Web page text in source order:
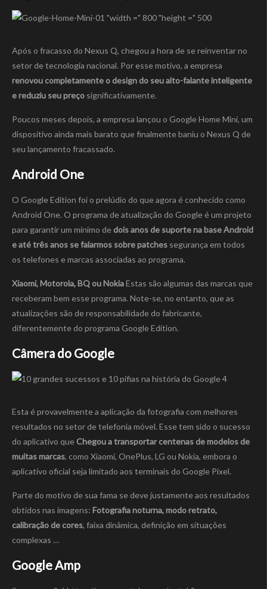
Após o fracasso do Nexus Q, chegou a hora de se reinventar no
setor de tecnologia nacional. Por esse motivo, a empresa
renovou completamente o design do seu alto-falante inteligente
e reduziu seu preço significativamente.
Poucos meses depois, a empresa lançou o Google Home Mini, um
dispositivo ainda mais barato que finalmente baniu o Nexus Q de
seu lançamento fracassado.
Android One
O Google Edition foi o prelúdio do que agora é conhecido como
Android One. O programa de atualização do Google é um projeto
para garantir um mínimo dedois anos de suporte na base Android
e até três anos se falarmos sobre patches segurança em todos
os telefones e marcas associadas ao programa.
Xiaomi, Motorola, BQ ou NokiaEstas são algumas das marcas que
receberam bem esse programa. Note-se, no entanto, que as
atualizações são de responsabilidade do fabricante,
diferentemente do programa Google Edition.
Câmera do Google
Esta é provavelmente a aplicação da fotografia com melhores
resultados no setor de telefonia móvel. Esse tem sido o sucesso
do aplicativo queChegou a transportar centenas de modelos de
muitas marcas, como Xiaomi, OnePlus, LG ou Nokia, embora o
aplicativo oficial seja limitado aos terminais do Google Pixel.
Parte do motivo de sua fama se deve justamente aos resultados
obtidos nas imagens: Fotografia noturna, modo retrato,
calibração de cores, faixa dinâmica, definição em situações
complexas …
Google Amp